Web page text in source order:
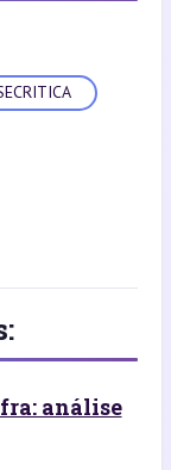
análise